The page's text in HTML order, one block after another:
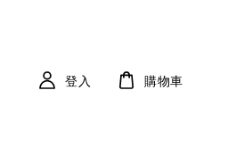
登入 購物車